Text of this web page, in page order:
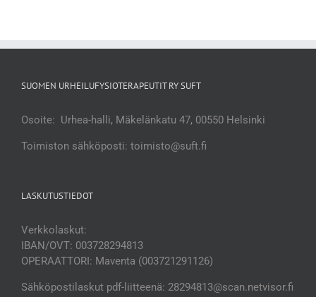
SUOMEN URHEILUFYSIOTERAPEUTIT RY SUFT
Osoite: Urhea-halli, Mäkelänkatu 47, 00550 Helsinki
Toimiston sähköposti: toimisto@suft.fi
LASKUTUSTIEDOT
Verkkolaskut:
IBAN/OVT: 003728294813
OPERAATTORI: Maventa (003721291126)
Sähköpostilaskut pdf-liitteenä: 28294813@scan.netvisor.fi